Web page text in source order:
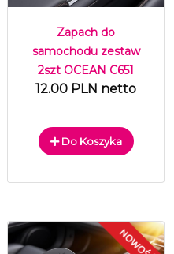
Zapach do
samochodu zestaw
2szt OCEAN C651
12.00 PLN netto
Do Koszyka